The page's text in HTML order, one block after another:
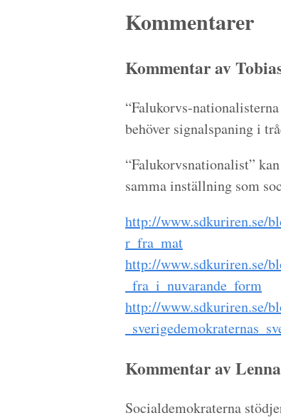
Kommentarer
Kommentar av
“Falukorvs-
behöver signalspaning i
“Falukorvsnationalist”
samma inställning som
http://www.sdkuriren.se/
r_fra_mat
http://www.sdkuriren.se/
_fra_i_nuvarande_form
http://www.sdkuriren.se/
Kommentar av
Socialdemokraterna